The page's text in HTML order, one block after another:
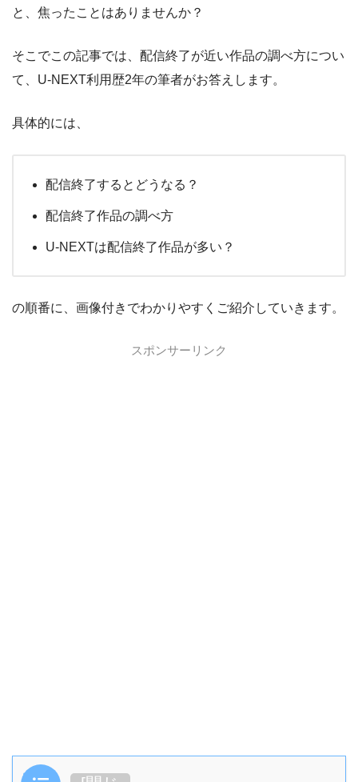
と、焦ったことはありませんか？
そこでこの記事では、配信終了が近い作品の調べ方につい
て、U-NEXT利用歴2年の筆者がお答えします。
具体的には、
配信終了するとどうなる？
配信終了作品の調べ方
U-NEXTは配信終了作品が多い？
の順番に、画像付きでわかりやすくご紹介していきます。
スポンサーリンク